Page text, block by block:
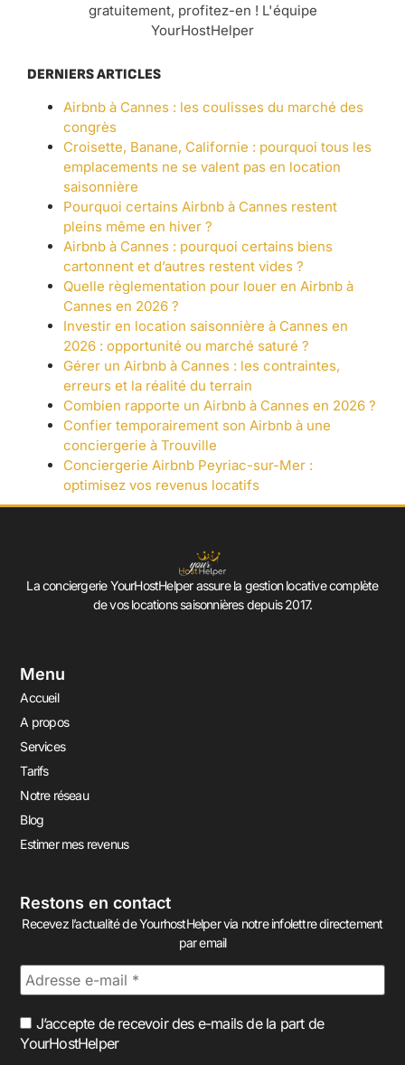
gratuitement, profitez-en ! L'équipe
YourHostHelper
DERNIERS ARTICLES
Airbnb à Cannes : les coulisses du marché des
congrès
Croisette, Banane, Californie : pourquoi tous les
emplacements ne se valent pas en location
saisonnière
Pourquoi certains Airbnb à Cannes restent
pleins même en hiver ?
Airbnb à Cannes : pourquoi certains biens
cartonnent et d’autres restent vides ?
Quelle règlementation pour louer en Airbnb à
Cannes en 2026 ?
Investir en location saisonnière à Cannes en
2026 : opportunité ou marché saturé ?
Gérer un Airbnb à Cannes : les contraintes,
erreurs et la réalité du terrain
Combien rapporte un Airbnb à Cannes en 2026 ?
Confier temporairement son Airbnb à une
conciergerie à Trouville
Conciergerie Airbnb Peyriac-sur-Mer :
optimisez vos revenus locatifs
La conciergerie YourHostHelper assure la gestion locative complète
de vos locations saisonnières depuis 2017.
Menu
Accueil
A propos
Services
Tarifs
Notre réseau
Blog
Estimer mes revenus
Restons en contact
Recevez l’actualité de YourhostHelper via notre infolettre directement
par email
J’accepte de recevoir des e-mails de la part de
YourHostHelper